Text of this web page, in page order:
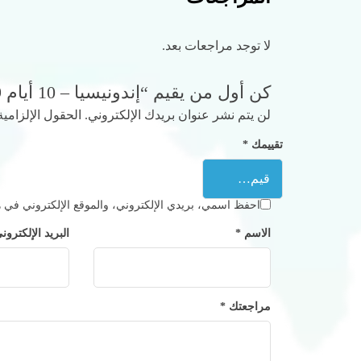
لا توجد مراجعات بعد.
كن أول من يقيم “إندونيسيا – 10 أيام 9 ليلة”
لن يتم نشر عنوان بريدك الإلكتروني. الحقول
تقييمك *
مراجعتك *
الاسم * البريد
احفظ اسمي، بريدي الإلكتروني، والموقع الإلكتروني في